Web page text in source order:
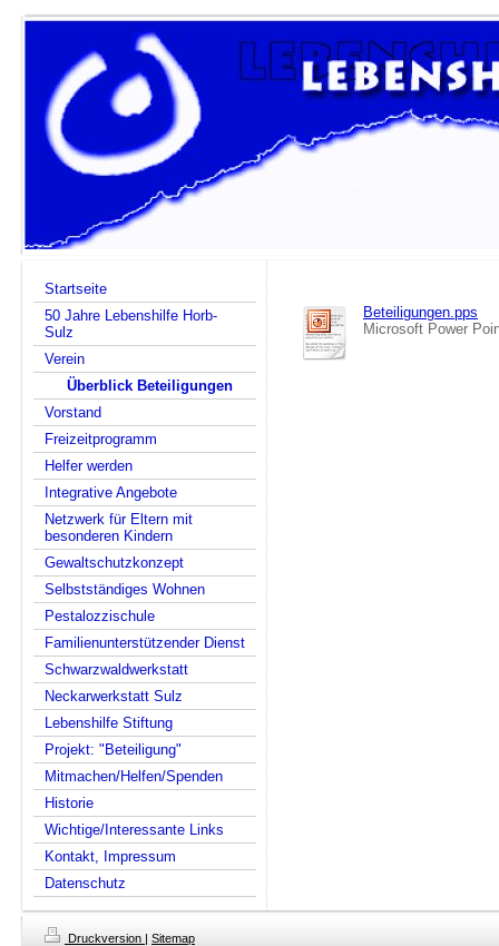
Startseite
50 Jahre Lebenshilfe Horb-
Sulz
Verein
Überblick Beteiligungen
Vorstand
Freizeitprogramm
Helfer werden
Integrative Angebote
Netzwerk für Eltern mit
besonderen Kindern
Gewaltschutzkonzept
Selbstständiges Wohnen
Pestalozzischule
Familienunterstützender Dienst
Schwarzwaldwerkstatt
Neckarwerkstatt Sulz
Lebenshilfe Stiftung
Projekt: "Beteiligung"
Mitmachen/Helfen/Spenden
Historie
Wichtige/Interessante Links
Kontakt, Impressum
Datenschutz
Beteiligungen.pps
Microsoft Power
Druckversion | Sitemap